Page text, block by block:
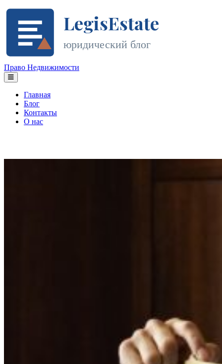
LegisEstate
юридический блог
Право Недвижимости
Главная
Блог
Контакты
О нас